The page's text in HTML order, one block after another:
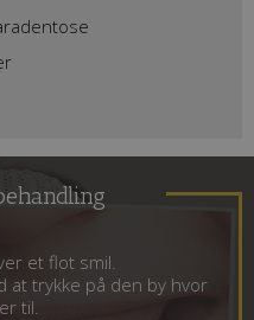
et flot smil.
at trykke på den by hvor
til.